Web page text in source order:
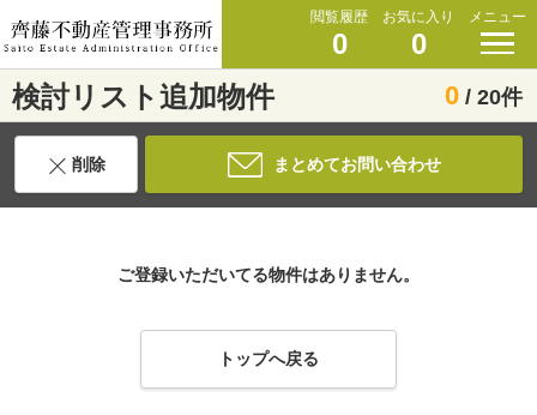
閲覧履歴
0
お気に入り
0
メニュー
検討リスト追加物件 0 / 20件
削除 まとめてお問い合わせ
ご登録いただいてる物件はありません。
トップへ戻る